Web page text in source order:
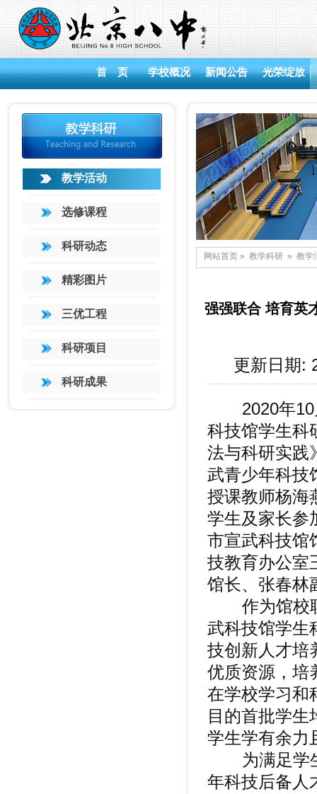
首 页 学校概况 新闻公告 光荣绽放
教学活动
选修课程
科研动态
精彩图片
三优工程
科研项目
科研成果
网站首页 » 教学科研 » 教学
强强联合 培育英
更新日期
2020年10
科技馆学生科
法与科研实践
武青少年科技
授课教师杨海
学生及家长参
市宣武科技馆
技教育办公室
馆长、张春林
作为馆校联
武科技馆学生
技创新人才培
优质资源，培
在学校学习和
目的首批学
学生学有余力
为满足学生
年科技后备人